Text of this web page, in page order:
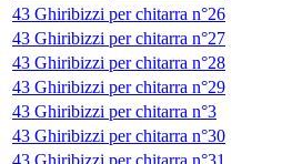
43 Ghiribizzi per chitarra n°26
43 Ghiribizzi per chitarra n°27
43 Ghiribizzi per chitarra n°28
43 Ghiribizzi per chitarra n°29
43 Ghiribizzi per chitarra n°3
43 Ghiribizzi per chitarra n°30
43 Ghiribizzi per chitarra n°31